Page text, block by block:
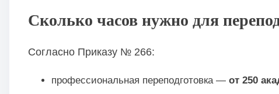
Сколько часов нужно для
Согласно Приказу № 266:
профессиональная переподготовка — от 250